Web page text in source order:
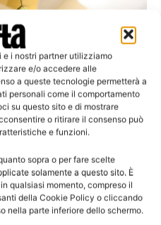
e i nostri partner utilizziamo
e/o accedere alle
a queste tecnologie permetterà a
personali come il comportamento
su questo sito e di mostrare
o ritirare il consenso può
e funzioni.
sopra o per fare scelte
solamente a questo sito. È
qualsiasi momento, compreso il
della Cookie Policy o cliccando
nella parte inferiore dello schermo.
verde e conveniente